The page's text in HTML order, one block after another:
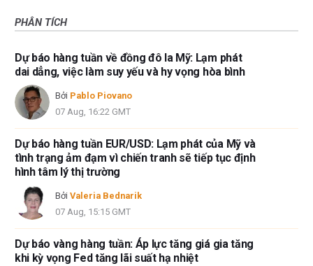
PHÂN TÍCH
Dự báo hàng tuần về đồng đô la Mỹ: Lạm phát
dai dẳng, việc làm suy yếu và hy vọng hòa bình
Bởi Pablo Piovano
07 Aug, 16:22 GMT
Dự báo hàng tuần EUR/USD: Lạm phát của Mỹ và
tình trạng ảm đạm vì chiến tranh sẽ tiếp tục định
hình tâm lý thị trường
Bởi Valeria Bednarik
07 Aug, 15:15 GMT
Dự báo vàng hàng tuần: Áp lực tăng giá gia tăng
khi kỳ vọng Fed tăng lãi suất hạ nhiệt